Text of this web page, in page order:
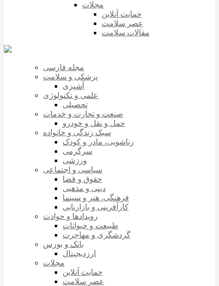
مجلات
حمایت آنلاین
عصر سلامت
مقالات سلامت
مجله فارسی
پزشکی و سلامت
آشپزی
علمی و تکنولوژی
تحصیلی
صنعت و تجارت و خدمات
حمل و نقل و خودرو
سبک زندگی و خانواده
زناشویی، مادر و کودک
سرگرمی
ورزشی
سیاسی و اجتماعی
حقوق و قضا
دینی و مذهبی
فرهنگی، هنر و سینما
کارآفرینی و بازاریابی
رویدادها و حوادث
طبیعت و حیوانات
گردشگری و مهاجرت
بانک و بورس
ارزدیجیتال
مجلات
حمایت آنلاین
عصر سلامت